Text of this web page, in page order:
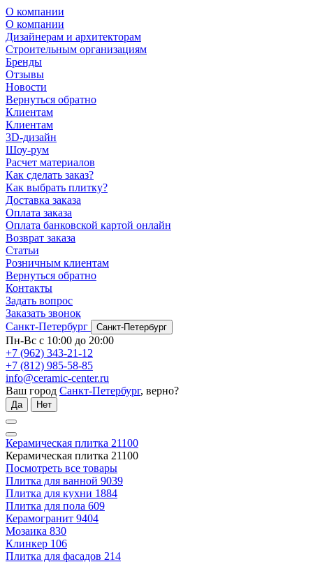
О компании
О компании
Дизайнерам и архитекторам
Строительным организациям
Бренды
Отзывы
Новости
Вернуться обратно
Клиентам
Клиентам
3D-дизайн
Шоу-рум
Расчет материалов
Как сделать заказ?
Как выбрать плитку?
Доставка заказа
Оплата заказа
Оплата банковской картой онлайн
Возврат заказа
Статьи
Розничным клиентам
Вернуться обратно
Контакты
Задать вопрос
Заказать звонок
Санкт-Петербург
Санкт-Петербург
Пн-Вс с 10:00 до 20:00
+7 (962) 343-21-12
+7 (812) 985-58-85
info@ceramic-center.ru
Ваш город Санкт-Петербург, верно?
Да Нет
Керамическая плитка 21100
Керамическая плитка 21100
Посмотреть все товары
Плитка для ванной 9039
Плитка для кухни 1884
Плитка для пола 609
Керамогранит 9404
Мозаика 830
Клинкер 106
Плитка для фасадов 214